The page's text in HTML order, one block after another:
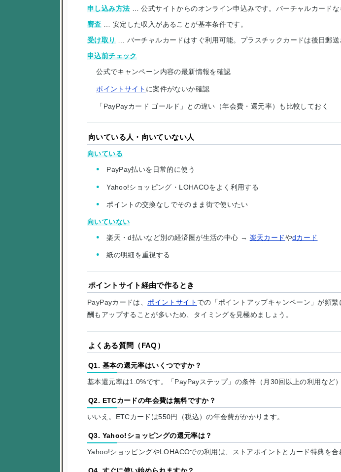
申し込み方法 … 公式サイトからのオンライン申込みです。バーチャルカード
審査… 安定した収入があることが基本条件です。
受け取り… バーチャルカードはすぐ利用可能。プラスチックカードは後日郵送
申込前チェック
公式でキャンペーン内容の最新情報を確認
ポイントサイト に案件がないか確認
「PayPayカード ゴールド」との違い（年会費・還元率）も比較しておく
向いている人・向いていない人
向いている
PayPay払いを日常的に使う
Yahoo!ショッピング・LOHACOをよく利用する
ポイントの交換なしでそのまま街で使いたい
向いていない
楽天・d払いなど別の経済圏が生活の中心 → 楽天カードやdカード
紙の明細を重視する
ポイントサイト経由で作るとき
PayPayカードは、 ポイントサイト での「ポイントアップキャンペーン」が頻
酬もアップすることが多いため、タイミングを見極めましょう。
よくある質問（FAQ）
Q1. 基本の還元率はいくつですか？
基本還元率は1.0%です。「PayPayステップ」の条件（月30回以上の利用など
Q2. ETCカードの年会費は無料ですか？
いいえ。ETCカードは550円（税込）の年会費がかかります。
Q3. Yahoo!ショッピングの還元率は？
Yahoo!ショッピングやLOHACOでの利用は、ストアポイントとカード特典を合